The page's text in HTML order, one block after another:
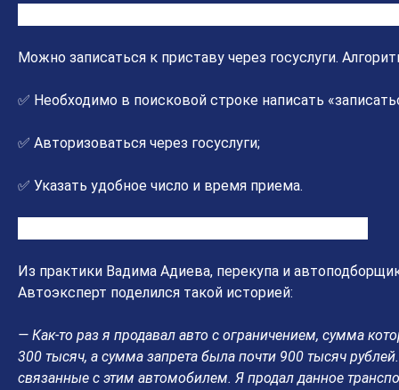
Можно записаться к приставу через госуслуги.
✅ Необходимо в поисковой строке написать
✅ Авторизоваться через госуслуги;
✅ Указать удобное число и время приема.
Из практики Вадима Адиева, перекупа и
Автоэксперт поделился такой историей:
— Как-то раз я продавал авто с ограничением, сумма
300 тысяч, а сумма запрета была почти 900 тысяч
связанные с этим автомобилем. Я продал данное